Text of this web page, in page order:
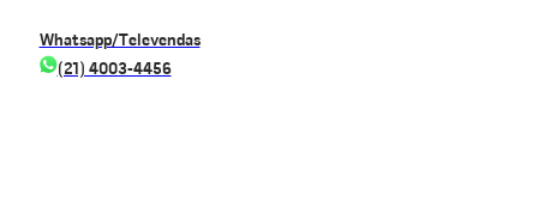
Whatsapp/Televendas
(21) 4003-4456